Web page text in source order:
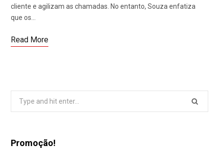
cliente e agilizam as chamadas. No entanto, Souza enfatiza
que os…
Read More
Promoção!